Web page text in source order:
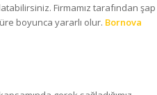
Firmamız tarafından şap
boyunca yararlı olur. Bornova